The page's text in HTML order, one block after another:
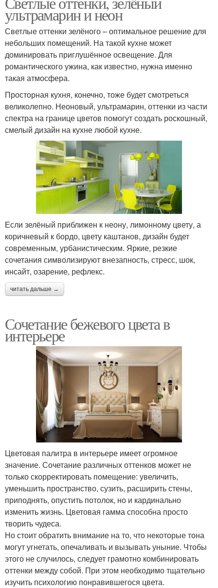
ультрамарин и неон
Светлые оттенки зелёного – оптимальное решение для
небольших помещений. На такой кухне может
доминировать приглушённое освещение. Для
романтического ужина, как известно, нужна именно
такая атмосфера.
Просторная кухня, конечно, тоже будет смотреться
великолепно. Неоновый, ультрамарин, оттенки из части
спектра на границе цветов помогут создать роскошный,
смелый дизайн на кухне любой кухне.
Если зелёный приближен к неону, лимонному цвету, а
коричневый к бордо, цвету каштанов, дизайн будет
современным, урбанистическим. Яркие, резкие
сочетания символизируют внезапность, стресс, шок,
инсайт, озарение, рефлекс.
читать дальше →
Сочетание бежевого цвета в
интерьере
Цветовая палитра в интерьере имеет огромное
значение. Сочетание различных оттенков может не
только скорректировать помещение: увеличить,
уменьшить пространство, сузить, расширить стены,
приподнять, опустить потолок, но и кардинально
изменить жизнь. Цветовая гамма способна просто
творить чудеса.
Но стоит обратить внимание на то, что некоторые тона
могут угнетать, опечаливать и вызывать уныние. Чтобы
этого не случилось, следует грамотно комбинировать
оттенки между собой. При этом необходимо тщательно
изучить психологию понравившегося цвета.